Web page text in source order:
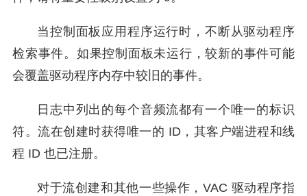
当控制面板应用程序运行时，不断从驱动程序
检索事件。如果控制面板未运行，较新的事件可能
会覆盖驱动程序内存中较旧的事件。
日志中列出的每个音频流都有一个唯一的标识
符。流在创建时获得唯一的 ID，其客户端进程和线
程 ID 也已注册。
对于流创建和其他一些操作，VAC 驱动程序指